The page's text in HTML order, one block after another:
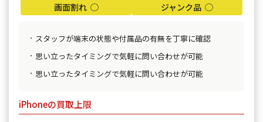
画面割れ ◯
ジャンク品 ◯
スタッフが端末の状態や付属品の有無を丁寧に確認
思い立ったタイミングで気軽に問い合わせが可能
思い立ったタイミングで気軽に問い合わせが可能
iPhoneの買取上限